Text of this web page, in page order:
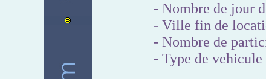
- Nombre de jour
- Ville fin de
- Nombre de
- Type de vehicule